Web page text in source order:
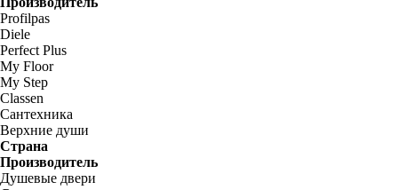
Profilpas
Diele
Perfect Plus
My Floor
My Step
Classen
Сантехника
Верхние души
Страна
Производитель
Душевые двери